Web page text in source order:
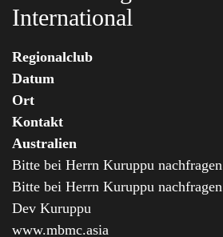
International
Regionalclub
Datum
Ort
Kontakt
Australien
Bitte bei Herrn Kuruppu nachfragen
Bitte bei Herrn Kuruppu nachfragen
Dev Kuruppu
www.mbmc.asia